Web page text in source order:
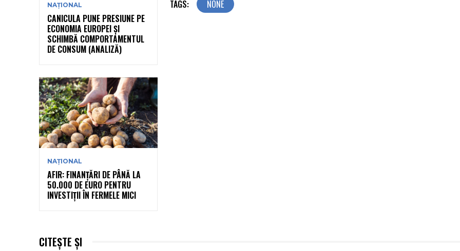
NAȚIONAL
CANICULA PUNE PRESIUNE PE
ECONOMIA EUROPEI ȘI
SCHIMBĂ COMPORTAMENTUL
DE CONSUM (ANALIZĂ)
NAȚIONAL
AFIR: FINANȚĂRI DE PÂNĂ LA
50.000 DE EURO PENTRU
INVESTIȚII ÎN FERMELE MICI
TAGS: NONE
CITEȘTE ȘI